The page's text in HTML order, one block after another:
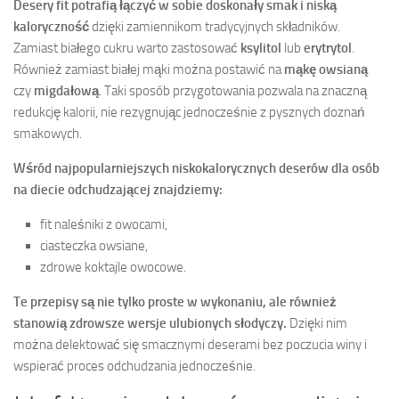
Desery fit potrafią łączyć w sobie doskonały smak i niską
kalorycznośćdzięki zamiennikom tradycyjnych składników.
Zamiast białego cukru warto zastosować ksylitol lub erytrytol.
Również zamiast białej mąki można postawić namąkę owsianą
czy migdałową. Taki sposób przygotowania pozwala na znaczną
redukcję kalorii, nie rezygnując jednocześnie z pysznych doznań
smakowych.
Wśród najpopularniejszych niskokalorycznych deserów dla osób
na diecie odchudzającej znajdziemy:
fit naleśniki z owocami,
ciasteczka owsiane,
zdrowe koktajle owocowe.
Te przepisy są nie tylko proste w wykonaniu, ale również
stanowią zdrowsze wersje ulubionych słodyczy. Dzięki nim
można delektować się smacznymi deserami bez poczucia winy i
wspierać proces odchudzania jednocześnie.